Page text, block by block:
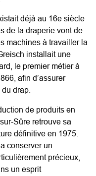
déjà au 16e siècle
de la draperie vont de
machines à travailler la
installait une
le premier métier à
afin d’assurer
drap.
de produits en
Sûre retrouve sa
définitive en 1975.
conserver un
précieux,
un esprit